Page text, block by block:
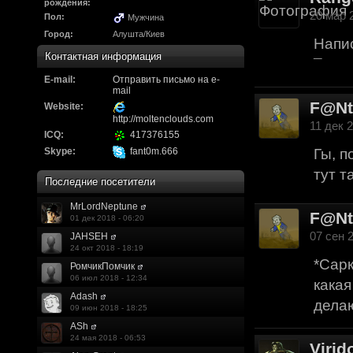
другие
https://discord.gg/
F@Nt0M : А попробуем-ка мы
до анонса...https://
Kadzicy : а ещо можна крч
трехмерны)
локации ну типа
показывать эту
поиграть очень
F@Nt0M
Ок. Если мы
обязательно
рождения:
Пол:
Мужчина
Город:
Алушта/Киев
Контактная информация
E-mail:
Отправить письмо на e-
mail
Website:
http://moltenclouds.com
ICQ:
417376155
Skype:
fant0m.666
Последние посетители
MrLordNeptune
01 дек 2018 - 06:20
JAHSEH
24 окт 2018 - 18:19
РомчикПомчик
06 июл 2018 - 12:34
Adash
09 июн 2018 - 18:25
ASh
24 мая 2018 - 06:53
20 мар
¯
11 дек
Гы,
тут
07 сен